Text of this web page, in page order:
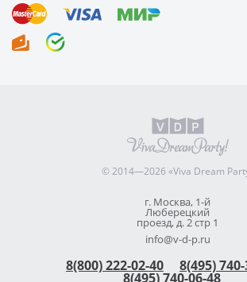
© 2014—2026 «Viva Dream
г. Москва, 1-й
Люберецкий
проезд, д. 2 стр 1
info@v-d-p.ru
8(800) 222-02-40 8(495)
8(495) 740-06-48